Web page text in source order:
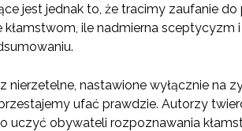
jest jednak to, że tracimy zaufanie
ile nadmierna sceptycyzm
nierzetelne, nastawione wyłącznie na
ufać prawdzie. Autorzy
uczyć obywateli rozpoznawania